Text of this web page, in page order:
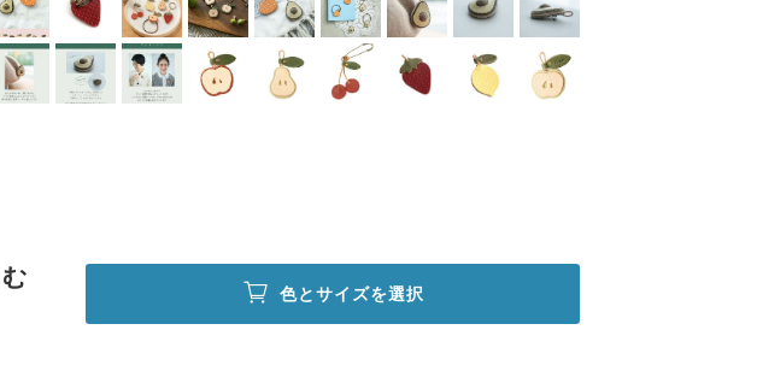
色とサイズを選択